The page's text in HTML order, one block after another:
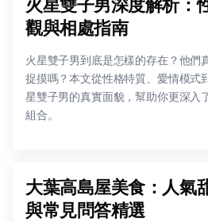
火星雙子男深度解析：
觀與相處指南
火星雙子男到底是怎樣的存在？他們
捉摸嗎？本文從性格特質、愛情模式
星雙子男的真實面貌，幫助你更深入
組合。
大葉高島屋美食：人氣
與常見問答精選